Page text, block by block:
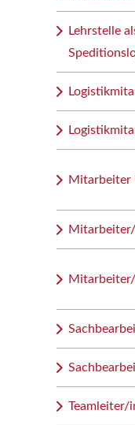
Lehrstelle
Mitarbeiter
Teamleiter/